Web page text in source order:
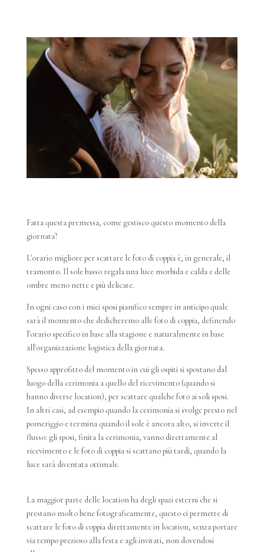
Fatta questa premessa, come gestisco questo momento della
giornata?
L'orario migliore per scattare le foto di coppia è, in generale, il
tramonto. Il sole basso regala una luce morbida e calda e delle
ombre meno nette e più delicate.
In ogni caso con i miei sposi pianifico sempre in anticipo quale
sarà il momento che dedicheremo alle foto di coppia, definendo
l'orario specifico in base alla stagione e naturalmente in base
all'organizzazione logistica della giornata.
Spesso approfitto del momento in cui gli ospiti si spostano dal
luogo della cerimonia a quello del ricevimento (quando si
hanno diverse location), per scattare qualche foto ai soli sposi.
In altri casi, ad esempio quando la cerimonia si svolge presto nel
pomeriggio e termina quando il sole è ancora alto, si inverte il
flusso: gli sposi, finita la cerimonia, vanno direttamente al
ricevimento e le foto di coppia si scattano più tardi, quando la
luce sarà diventata ottimale.
La maggior parte delle location ha degli spazi esterni che si
prestano molto bene fotograficamente, questo ci permette di
scattare le foto di coppia direttamente in location, senza portare
via tempo prezioso alla festa e agli invitati, non dovendosi